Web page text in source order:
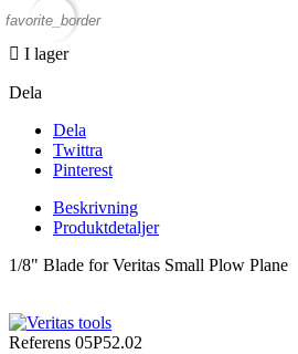
favorite_border
 I lager
Dela
Dela
Twittra
Pinterest
Beskrivning
Produktdetaljer
1/8" Blade for Veritas Small Plow Plane
Referens 05P52.02